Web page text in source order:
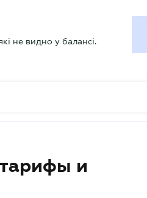
не видно у балансі.
и